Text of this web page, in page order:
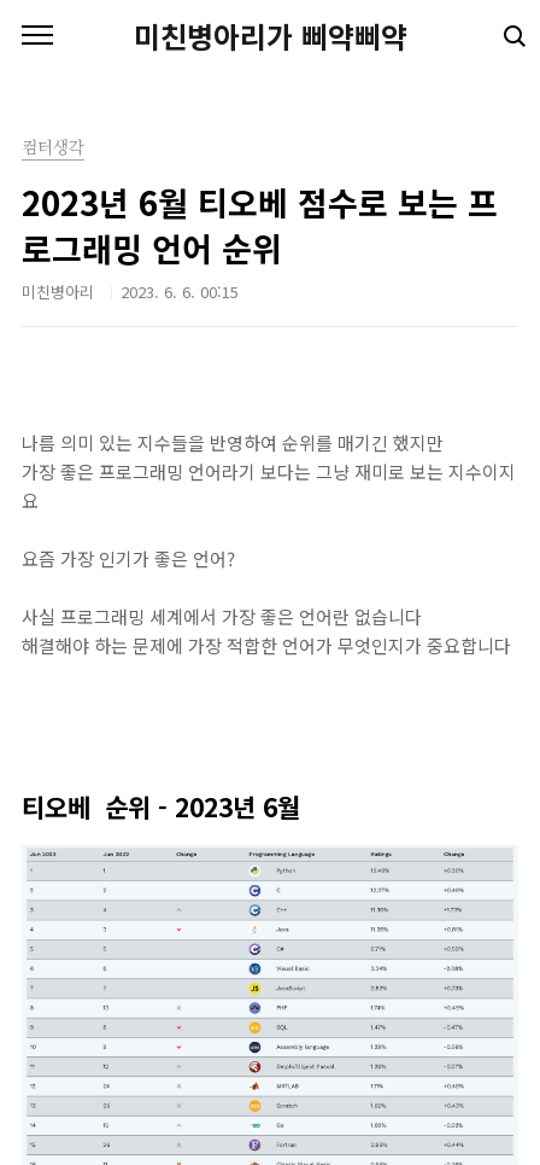
미친병아리가 삐약삐약
컴터생각
2023년 6월 티오베 점수로 보는 프
로그래밍 언어 순위
미친병아리 2023. 6. 6. 00:15
나름 의미 있는 지수들을 반영하여 순위를 매기긴 했지만
가장 좋은 프로그래밍 언어라기 보다는 그냥 재미로 보는 지수이지
요
요즘 가장 인기가 좋은 언어?
사실 프로그래밍 세계에서 가장 좋은 언어란 없습니다
해결해야 하는 문제에 가장 적합한 언어가 무엇인지가 중요합니다
티오베 순위 - 2023년 6월